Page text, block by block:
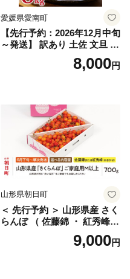
愛媛県愛南町
【先行予約：2026年12月中旬
～発送】 訳あり 土佐 文旦 8k
g (Mサイズ以上サイズミック
ス) 8000円 わけあり ぶんた
産 農家直送 期間限定 特産品
サイズミックス くらもとフ
ァーム 愛南町 愛媛県
8,000円
山形県朝日町
＜ 先行予約 ＞ 山形県産 さく
らんぼ （ 佐藤錦 ・ 紅秀峰
） ご家庭用 M以上 700g 【20
26年6月下旬から7月上旬発
9,000円